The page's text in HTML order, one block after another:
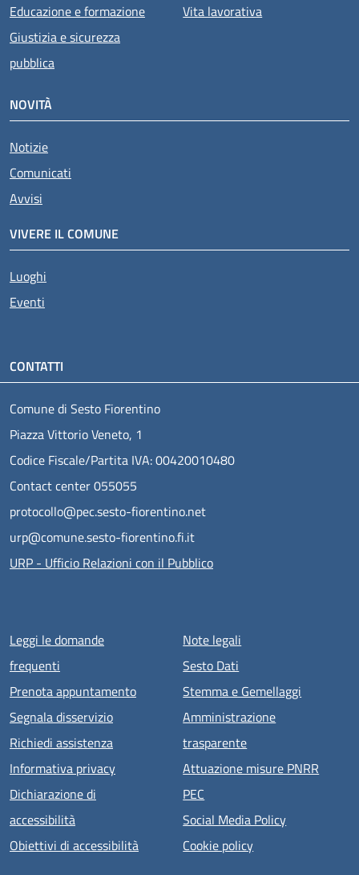
Educazione e formazione
Giustizia e sicurezza
pubblica
Vita lavorativa
NOVITÀ
Notizie
Comunicati
Avvisi
VIVERE IL COMUNE
Luoghi
Eventi
CONTATTI
Comune di Sesto Fiorentino
Piazza Vittorio Veneto, 1
Codice Fiscale/Partita IVA: 00420010480
Contact center 055055
protocollo@pec.sesto-fiorentino.net
urp@comune.sesto-fiorentino.fi.it
URP - Ufficio Relazioni con il Pubblico
Menu piè di pagina
Leggi le domande
frequenti
Prenota appuntamento
Segnala disservizio
Richiedi assistenza
Informativa privacy
Dichiarazione di
accessibilità
Obiettivi di accessibilità
Note legali
Sesto Dati
Stemma e Gemellaggi
Amministrazione
trasparente
Attuazione misure PNRR
PEC
Social Media Policy
Cookie policy